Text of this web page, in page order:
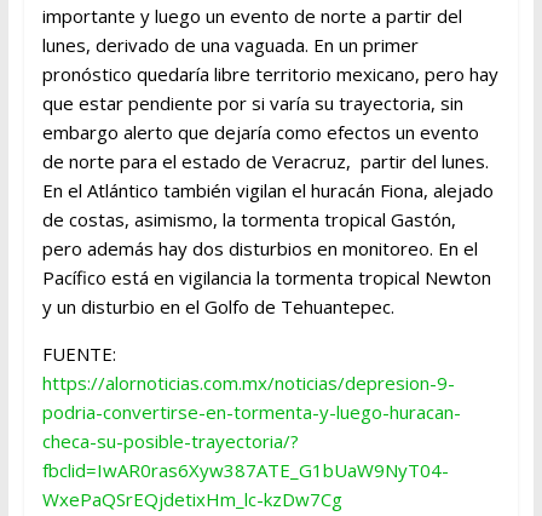
importante y luego un evento de norte a partir del
lunes, derivado de una vaguada. En un primer
pronóstico quedaría libre territorio mexicano, pero hay
que estar pendiente por si varía su trayectoria, sin
embargo alerto que dejaría como efectos un evento
de norte para el estado de Veracruz, partir del lunes.
En el Atlántico también vigilan el huracán Fiona, alejado
de costas, asimismo, la tormenta tropical Gastón,
pero además hay dos disturbios en monitoreo. En el
Pacífico está en vigilancia la tormenta tropical Newton
y un disturbio en el Golfo de Tehuantepec.
FUENTE:
https://alornoticias.com.mx/noticias/depresion-9-
podria-convertirse-en-tormenta-y-luego-huracan-
checa-su-posible-trayectoria/?
fbclid=IwAR0ras6Xyw387ATE_G1bUaW9NyT04-
WxePaQSrEQjdetixHm_lc-kzDw7Cg